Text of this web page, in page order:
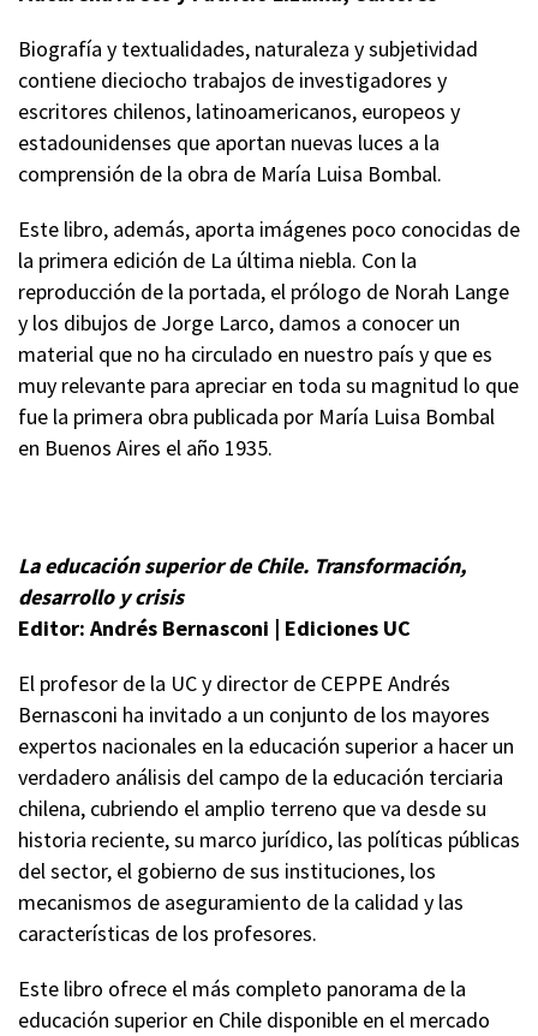
Biografía y textualidades, naturaleza y subjetividad
contiene dieciocho trabajos de investigadores y
escritores chilenos, latinoamericanos, europeos y
estadounidenses que aportan nuevas luces a la
comprensión de la obra de María Luisa Bombal.
Este libro, además, aporta imágenes poco conocidas de
la primera edición de La última niebla. Con la
reproducción de la portada, el prólogo de Norah Lange
y los dibujos de Jorge Larco, damos a conocer un
material que no ha circulado en nuestro país y que es
muy relevante para apreciar en toda su magnitud lo que
fue la primera obra publicada por María Luisa Bombal
en Buenos Aires el año 1935.
La educación superior de Chile. Transformación,
desarrollo y crisis
Editor: Andrés Bernasconi | Ediciones UC
El profesor de la UC y director de CEPPE Andrés
Bernasconi ha invitado a un conjunto de los mayores
expertos nacionales en la educación superior a hacer un
verdadero análisis del campo de la educación terciaria
chilena, cubriendo el amplio terreno que va desde su
historia reciente, su marco jurídico, las políticas públicas
del sector, el gobierno de sus instituciones, los
mecanismos de aseguramiento de la calidad y las
características de los profesores.
Este libro ofrece el más completo panorama de la
educación superior en Chile disponible en el mercado